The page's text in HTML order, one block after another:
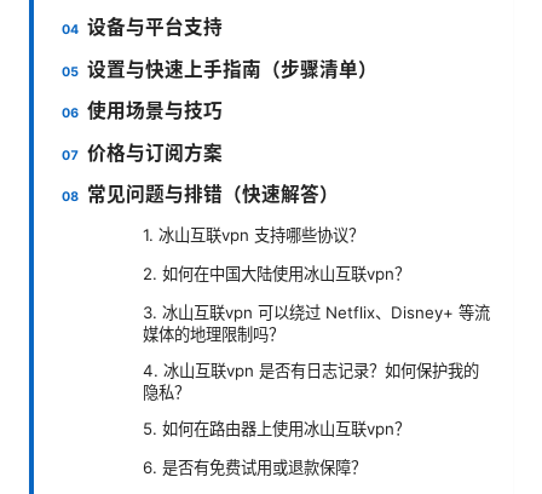
设备与平台支持
设置与快速上手指南（步骤清单）
使用场景与技巧
价格与订阅方案
常见问题与排错（快速解答）
1. 冰山互联vpn 支持哪些协议？
2. 如何在中国大陆使用冰山互联vpn？
3. 冰山互联vpn 可以绕过 Netflix、Disney+ 等流
媒体的地理限制吗？
4. 冰山互联vpn 是否有日志记录？如何保护我的
隐私？
5. 如何在路由器上使用冰山互联vpn？
6. 是否有免费试用或退款保障？